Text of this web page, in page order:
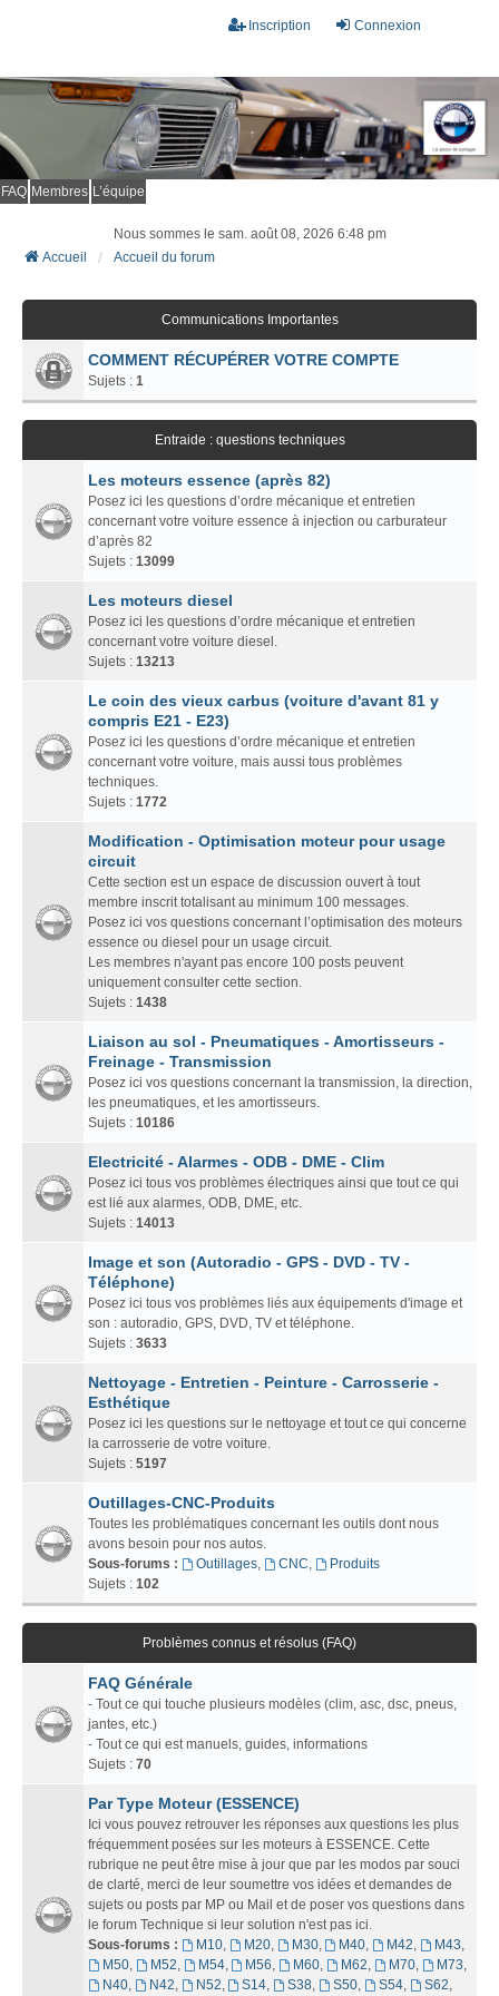
Connexion
Inscription
FAQ Membres L’équipe
Nous sommes le sam. août 08, 2026 6:48 pm
Accueil
Accueil du forum
Communications Importantes
COMMENT RÉCUPÉRER VOTRE COMPTE
Sujets : 1
Entraide : questions techniques
Les moteurs essence (après 82)
Posez ici les questions d’ordre mécanique et entretien
concernant votre voiture essence à injection ou carburateur
d’après 82
Sujets : 13099
Les moteurs diesel
Posez ici les questions d’ordre mécanique et entretien
concernant votre voiture diesel.
Sujets : 13213
Le coin des vieux carbus (voiture d'avant 81 y
compris E21 - E23)
Posez ici les questions d’ordre mécanique et entretien
concernant votre voiture, mais aussi tous problèmes
techniques.
Sujets : 1772
Modification - Optimisation moteur pour usage
circuit
Cette section est un espace de discussion ouvert à tout
membre inscrit totalisant au minimum 100 messages.
Posez ici vos questions concernant l’optimisation des moteurs
essence ou diesel pour un usage circuit.
Les membres n'ayant pas encore 100 posts peuvent
uniquement consulter cette section.
Sujets : 1438
Liaison au sol - Pneumatiques - Amortisseurs -
Freinage - Transmission
Posez ici vos questions concernant la transmission, la direction,
les pneumatiques, et les amortisseurs.
Sujets : 10186
Electricité - Alarmes - ODB - DME - Clim
Posez ici tous vos problèmes électriques ainsi que tout ce qui
est lié aux alarmes, ODB, DME, etc.
Sujets : 14013
Image et son (Autoradio - GPS - DVD - TV -
Téléphone)
Posez ici tous vos problèmes liés aux équipements d'image et
son : autoradio, GPS, DVD, TV et téléphone.
Sujets : 3633
Nettoyage - Entretien - Peinture - Carrosserie -
Esthétique
Posez ici les questions sur le nettoyage et tout ce qui concerne
la carrosserie de votre voiture.
Sujets : 5197
Outillages-CNC-Produits
Toutes les problématiques concernant les outils dont nous
avons besoin pour nos autos.
Sous-forums :
Outillages, CNC,
Produits
Sujets : 102
Problèmes connus et résolus (FAQ)
FAQ Générale
- Tout ce qui touche plusieurs modèles (clim, asc, dsc, pneus,
jantes, etc.)
- Tout ce qui est manuels, guides, informations
Sujets : 70
Par Type Moteur (ESSENCE)
Ici vous pouvez retrouver les réponses aux questions les plus
fréquemment posées sur les moteurs à ESSENCE. Cette
rubrique ne peut être mise à jour que par les modos par souci
de clarté, merci de leur soumettre vos idées et demandes de
sujets ou posts par MP ou Mail et de poser vos questions dans
le forum Technique si leur solution n'est pas ici.
Sous-forums :
M10, M20, M30, M40, M42, M43,
M50, M52, M54, M56, M60, M62, M70, M73,
N40, N42, N52, S14, S38, S50, S54, S62,